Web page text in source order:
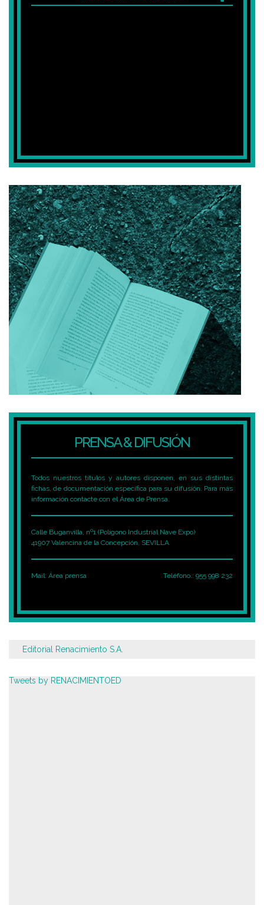
PRENSA & DIFUSIÓN
Todos nuestros títulos y autores disponen, en sus distintas
fichas, de documentación específica para su difusión. Para más
información contacte con el Área de Prensa.
Calle Buganvilla, nº1 (Polígono Industrial Nave Expo)
41907 Valencina de la Concepción, SEVILLA
Mail: Área prensa Teléfono.: 955 998 232
Editorial Renacimiento S.A.
Tweets by RENACIMIENTOED